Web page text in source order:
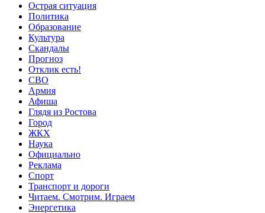
Острая ситуация
Политика
Образование
Культура
Скандалы
Прогноз
Отклик есть!
СВО
Армия
Афиша
Глядя из Ростова
Город
ЖКХ
Наука
Официально
Реклама
Спорт
Транспорт и дороги
Читаем. Смотрим. Играем
Энергетика